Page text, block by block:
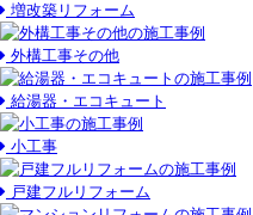
増改築リフォーム
外構工事その他
給湯器・エコキュート
小工事
戸建フルリフォーム